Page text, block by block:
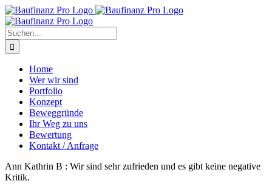
Zum
Inhalt
springen
Suche
nach:
Home
Wer wir sind
Portfolio
Konzept
Beweggründe
Ihr Weg zu uns
Bewertung
Kontakt / Anfrage
Ann Kathrin B : Wir sind sehr zufrieden und es gibt keine negative
Kritik.